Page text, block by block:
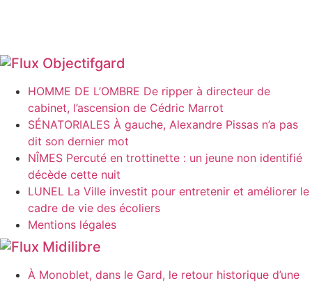
Objectifgard
HOMME DE L’OMBRE De ripper à directeur de
cabinet, l’ascension de Cédric Marrot
SÉNATORIALES À gauche, Alexandre Pissas n’a pas
dit son dernier mot
NÎMES Percuté en trottinette : un jeune non identifié
décède cette nuit
LUNEL La Ville investit pour entretenir et améliorer le
cadre de vie des écoliers
Mentions légales
Midilibre
À Monoblet, dans le Gard, le retour historique d’une